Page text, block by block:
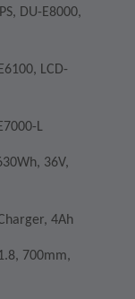
E8000,
LCD-
L
36V,
4Ah